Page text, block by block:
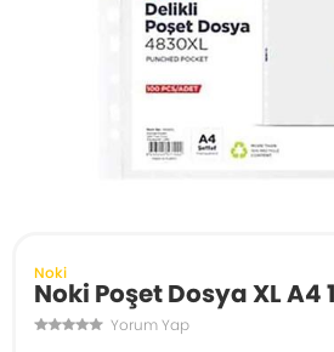
Noki
Noki Poşet Dosya XL A4
Yorum Yap